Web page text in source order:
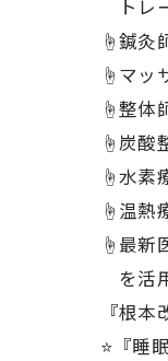
トレ
☝️鍼灸
☝️マッ
☝️整体
☝️炭酸
☝️水素
☝️温熱
☝️最
を活
『根本
⭐️『睡